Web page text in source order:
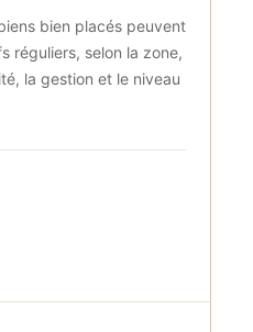
bien placés peuvent
réguliers, selon la zone,
la gestion et le niveau